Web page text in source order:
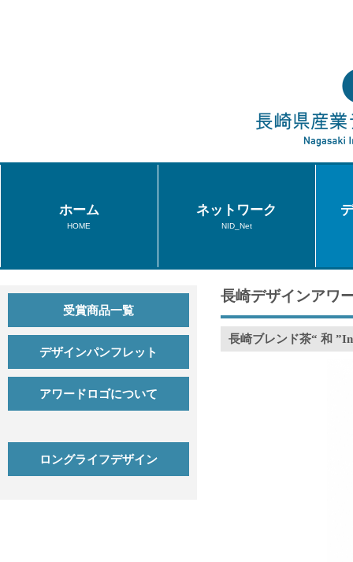
ホーム
HOME
ネットワーク
NID_Net
長崎デザインアワ
長崎ブレンド茶“ 和
受賞商品一覧
デザインパンフレット
アワードロゴについて
ロングライフデザイン